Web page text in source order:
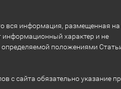
вся информация, размещенная на
информационный характер и не
определяемой положениями
с сайта обязательно указание